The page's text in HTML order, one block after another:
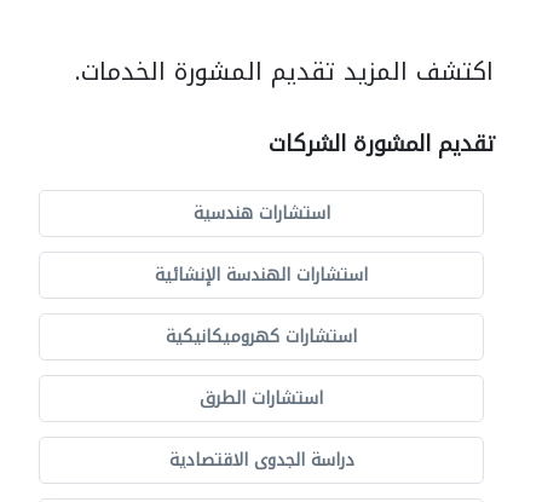
اكتشف المزيد تقديم المشورة الخدمات.
تقديم المشورة الشركات
استشارات هندسية
استشارات الهندسة الإنشائية
استشارات كهروميكانيكية
استشارات الطرق
دراسة الجدوى الاقتصادية